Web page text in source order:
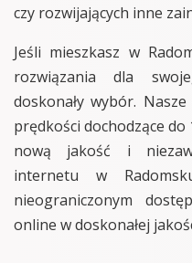
czy rozwijających inne
Jeśli mieszkasz w
rozwiązania dla
doskonały wybór.
prędkości dochodzące do
nową jakość i
internetu w
nieograniczonym
online w doskonałej